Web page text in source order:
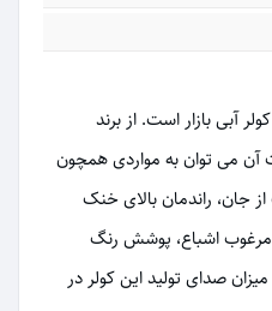
آبی بازار است. از برند
می توان به مواردی همچون
جان، راندمان بالای خنک
مرغوب اشباع، پوشش رنگ
صدای تولید این کولر در